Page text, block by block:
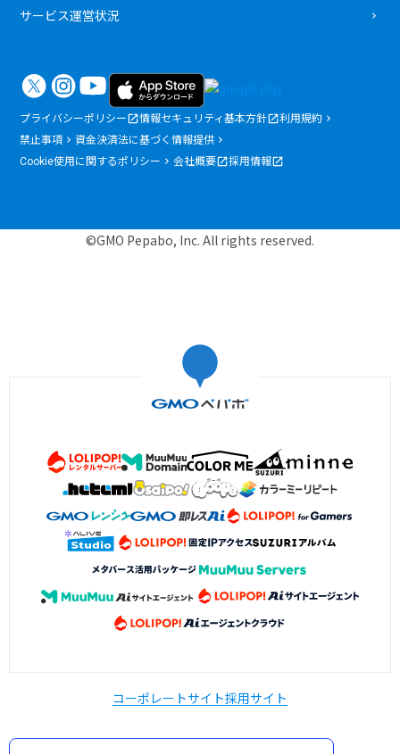
サービス運営状況
プライバシーポリシー 情報セキュリティ基本方針
利用規約
禁止事項
資金決済法に基づく情報提供
Cookie使用に関するポリシー
会社概要 採用情報
©GMO Pepabo, Inc. All rights reserved.
コーポレートサイト採用サイト